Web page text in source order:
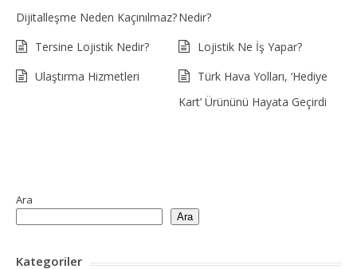
Dijitalleşme Neden Kaçınılmaz?Nedir?
Tersine Lojistik Nedir?
Lojistik Ne İş Yapar?
Ulaştırma Hizmetleri
Türk Hava Yolları, ‘Hediye
Kart’ Ürününü Hayata Geçirdi
Ara
Ara
Kategoriler